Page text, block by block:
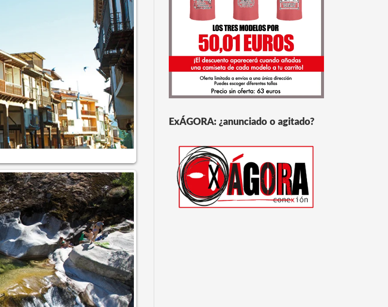
ExÁGORA: ¿anunciado o agitado?